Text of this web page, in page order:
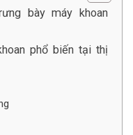
bày máy khoan
phổ biến tại thị